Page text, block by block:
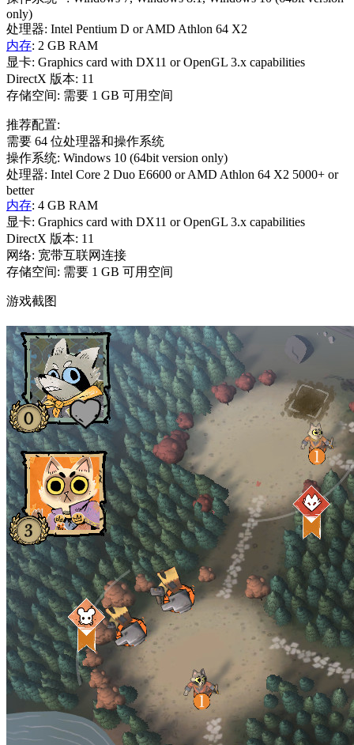
only)
处理器: Intel Pentium D or AMD Athlon 64 X2
内存: 2 GB RAM
显卡: Graphics card with DX11 or OpenGL 3.x capabilities
DirectX 版本: 11
存储空间: 需要 1 GB 可用空间
推荐配置:
需要 64 位处理器和操作系统
操作系统: Windows 10 (64bit version only)
处理器: Intel Core 2 Duo E6600 or AMD Athlon 64 X2 5000+ or
better
内存: 4 GB RAM
显卡: Graphics card with DX11 or OpenGL 3.x capabilities
DirectX 版本: 11
网络: 宽带互联网连接
存储空间: 需要 1 GB 可用空间
游戏截图